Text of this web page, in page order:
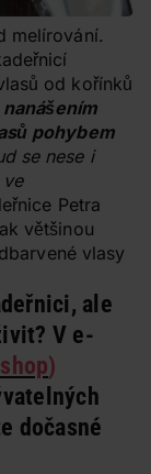
melírování.
od kořínků
nanášením
pohybem
se nese i
Petra
většinou
vlasy
ale
V e-
)
dočasné